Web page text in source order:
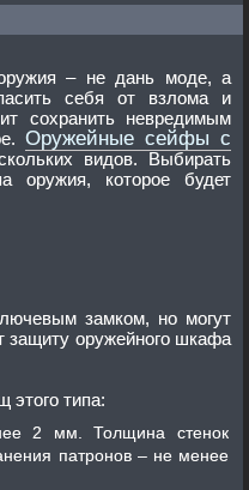
– не дань моде, а
себя от взлома и
сохранить невредимым
Оружейные сейфы с
видов. Выбирать
оружия, которое будет
замком, но могут
защиту оружейного шкафа
этого типа:
2 мм. Толщина стенок
патронов – не менее